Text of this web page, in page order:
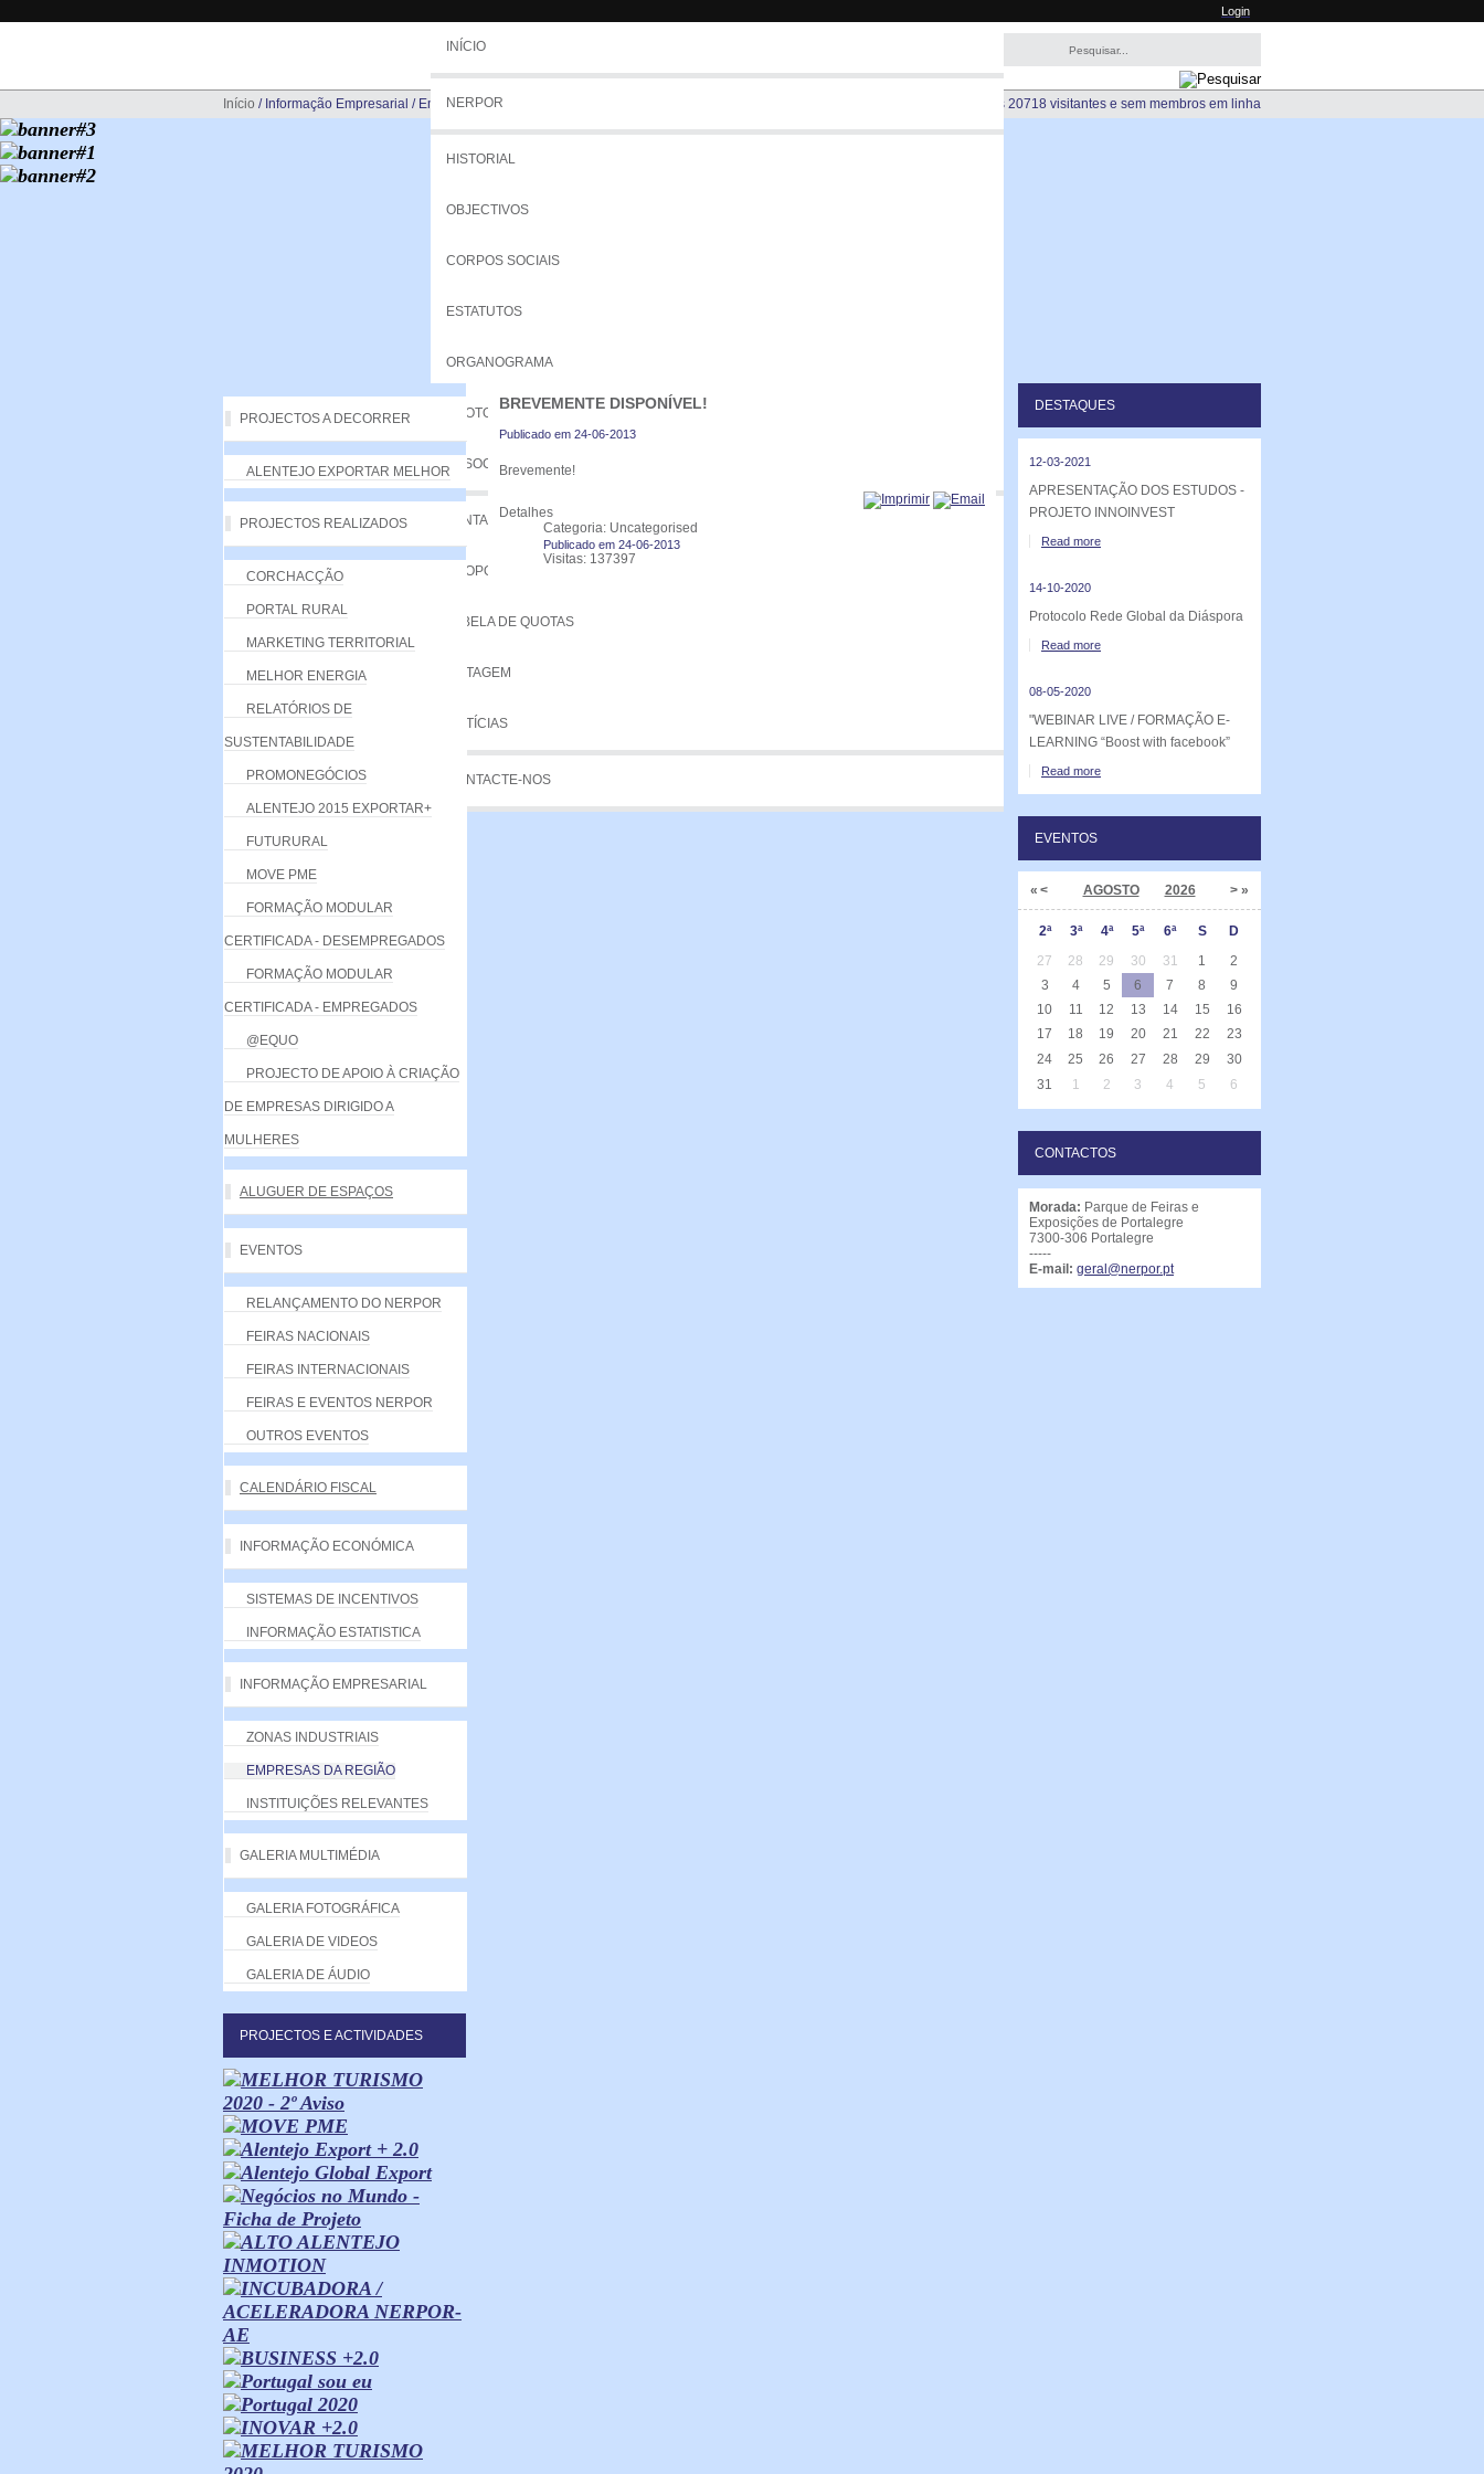
Login
INÍCIO
NERPOR
HISTORIAL
OBJECTIVOS
CORPOS SOCIAIS
ESTATUTOS
ORGANOGRAMA
PROTOCOLOS
ASSOCIADOS
VANTAGENS
PROPOSTA
TABELA DE QUOTAS
LISTAGEM
NOTÍCIAS
CONTACTE-NOS
Início / Informação Empresarial / Empresas da Região Temos 20718 visitantes e sem membros em linha
PROJECTOS A DECORRER
ALENTEJO EXPORTAR MELHOR
PROJECTOS REALIZADOS
CORCHACÇÃO
PORTAL RURAL
MARKETING TERRITORIAL
MELHOR ENERGIA
RELATÓRIOS DE
SUSTENTABILIDADE
PROMONEGÓCIOS
ALENTEJO 2015 EXPORTAR+
FUTURURAL
MOVE PME
FORMAÇÃO MODULAR
CERTIFICADA - DESEMPREGADOS
FORMAÇÃO MODULAR
CERTIFICADA - EMPREGADOS
@EQUO
PROJECTO DE APOIO À CRIAÇÃO
DE EMPRESAS DIRIGIDO A
MULHERES
ALUGUER DE ESPAÇOS
EVENTOS
RELANÇAMENTO DO NERPOR
FEIRAS NACIONAIS
FEIRAS INTERNACIONAIS
FEIRAS E EVENTOS NERPOR
OUTROS EVENTOS
CALENDÁRIO FISCAL
INFORMAÇÃO ECONÓMICA
SISTEMAS DE INCENTIVOS
INFORMAÇÃO ESTATISTICA
INFORMAÇÃO EMPRESARIAL
ZONAS INDUSTRIAIS
EMPRESAS DA REGIÃO
INSTITUIÇÕES RELEVANTES
GALERIA MULTIMÉDIA
GALERIA FOTOGRÁFICA
GALERIA DE VIDEOS
GALERIA DE ÁUDIO
PROJECTOS E ACTIVIDADES
BREVEMENTE DISPONÍVEL!
Publicado em 24-06-2013
Brevemente!
Detalhes
Categoria: Uncategorised
Publicado em 24-06-2013
Visitas: 137397
DESTAQUES
12-03-2021
APRESENTAÇÃO DOS ESTUDOS -
PROJETO INNOINVEST
Read more
14-10-2020
Protocolo Rede Global da Diáspora
Read more
08-05-2020
"WEBINAR LIVE / FORMAÇÃO E-
LEARNING “Boost with facebook”
Read more
EVENTOS
« < AGOSTO 2026 > »
2ª 3ª 4ª 5ª 6ª S
D
27
28 29 30 31 1
2
3
4 5 6 7 8
9
10
11 12 13 14 15
16
17
18 19 20 21 22
23
24
25 26 27 28 29
30
31
1 2 3 4 5 6
CONTACTOS
Morada: Parque de Feiras e
Exposições de Portalegre
7300-306 Portalegre
-----
E-mail: geral@nerpor.pt